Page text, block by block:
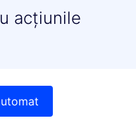
acțiunile